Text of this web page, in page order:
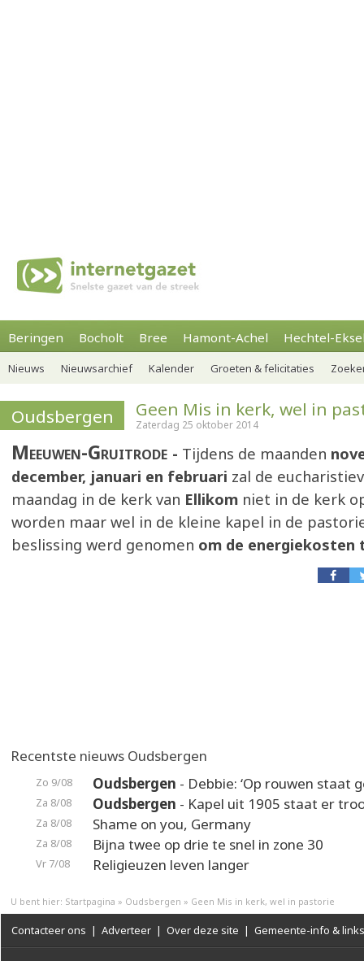
Beringen Bocholt Bree Hamont-Achel Hechtel-
Nieuws Nieuwsarchief Kalender Groeten & felicitaties
Oudsbergen Geen Mis in kerk, wel in
Zaterdag 25 oktober 2014
Meeuwen-Gruitrode Tijdens de maanden
december, januari en februari zal de
maandag in de kerk van Ellikom niet in de kerk
worden maar wel in de kleine kapel in de
beslissing werd genomen om de energiekosten
Recentste nieuws Oudsbergen
Zo 9/08 Oudsbergen - Debbie: ‘Op rouwen staat
Za 8/08 Oudsbergen - Kapel uit 1905 staat er
Za 8/08 Shame on you, Germany
Za 8/08 Bijna twee op drie te snel in zone 30
Vr 7/08 Religieuzen leven langer
U bent hier: Startpagina » Oudsbergen » Geen Mis in kerk, wel in pastorie
Contacteer ons | Adverteer | Over deze site | Gemeente-info & links